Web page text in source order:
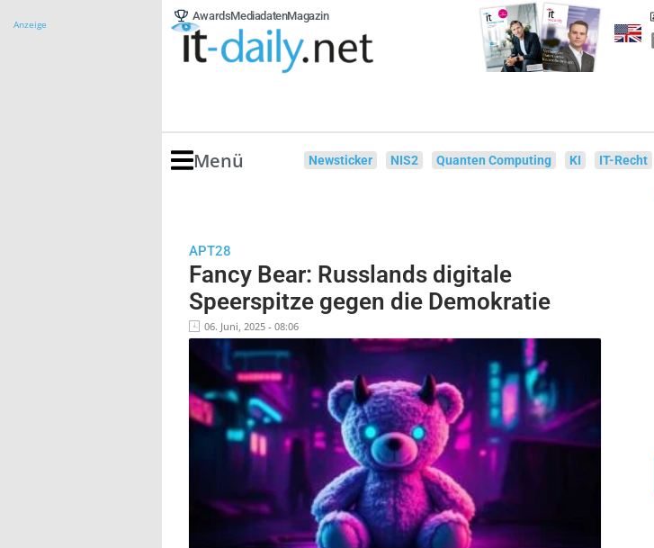
Anzeige
AwardsMediadatenMagazin
Menü Newsticker NIS2 Quanten Computing KI IT-Recht
APT28
Fancy Bear: Russlands digitale
Speerspitze gegen die Demokratie
06. Juni, 2025 - 08:06